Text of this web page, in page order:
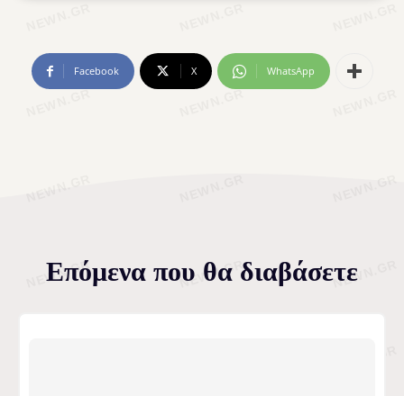
Facebook X WhatsApp
Επόμενα που θα διαβάσετε